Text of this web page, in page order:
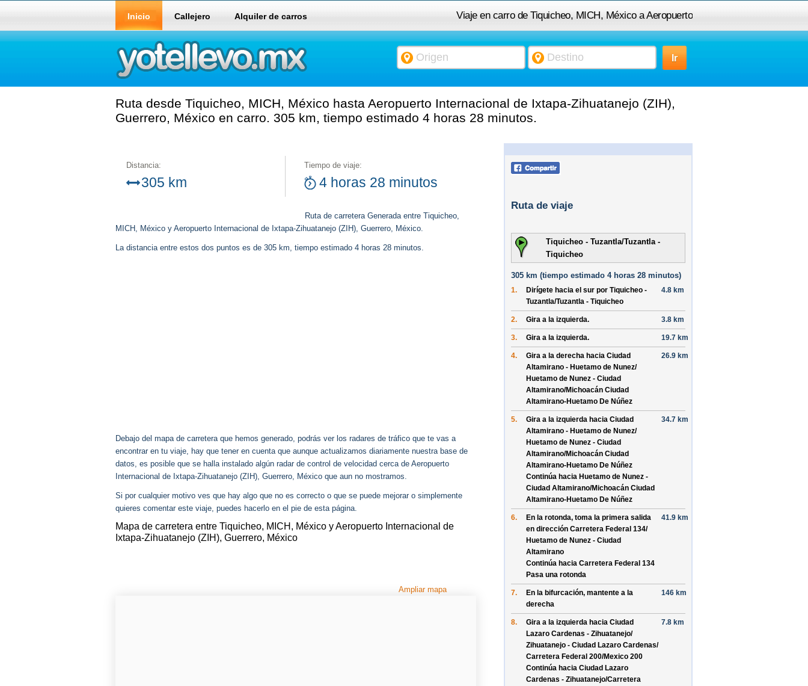
Viaje en carro de Tiquicheo, MICH, México a Aeropuerto
Internacional de Ixtapa-Zihuatanejo (ZIH), Guerrero, México
Inicio Callejero Alquiler de carros
Ruta desde Tiquicheo, MICH, México hasta Aeropuerto Internacional de Ixtapa-Zihuatanejo (ZIH),
Guerrero, México en carro. 305 km, tiempo estimado 4 horas 28 minutos.
Distancia:
305 km
Tiempo de viaje:
4 horas 28 minutos
Ruta de carretera Generada entre Tiquicheo,
MICH, México y Aeropuerto Internacional de Ixtapa-Zihuatanejo (ZIH), Guerrero, México.
La distancia entre estos dos puntos es de 305 km, tiempo estimado 4 horas 28 minutos.
Debajo del mapa de carretera que hemos generado, podrás ver los radares de tráfico que te vas a
encontrar en tu viaje, hay que tener en cuenta que aunque actualizamos diariamente nuestra base de
datos, es posible que se halla instalado algún radar de control de velocidad cerca de Aeropuerto
Internacional de Ixtapa-Zihuatanejo (ZIH), Guerrero, México que aun no mostramos.
Si por cualquier motivo ves que hay algo que no es correcto o que se puede mejorar o simplemente
quieres comentar este viaje, puedes hacerlo en el pie de esta página.
Mapa de carretera entre Tiquicheo, MICH, México y Aeropuerto Internacional de
Ixtapa-Zihuatanejo (ZIH), Guerrero, México
Ampliar mapa
Ruta de viaje
Tiquicheo - Tuzantla/Tuzantla -
Tiquicheo
305 km (tiempo estimado 4 horas 28 minutos)
1. Dirígete hacia el sur por Tiquicheo -
Tuzantla/Tuzantla - Tiquicheo
4.8 km
2. Gira a la izquierda. 3.8 km
3. Gira a la izquierda. 19.7 km
4. Gira a la derecha hacia Ciudad
Altamirano - Huetamo de Nunez/
Huetamo de Nunez - Ciudad
Altamirano/Michoacán Ciudad
Altamirano-Huetamo De Núñez
26.9 km
5. Gira a la izquierda hacia Ciudad
Altamirano - Huetamo de Nunez/
Huetamo de Nunez - Ciudad
Altamirano/Michoacán Ciudad
Altamirano-Huetamo De Núñez
Continúa hacia Huetamo de Nunez -
Ciudad Altamirano/Michoacán Ciudad
Altamirano-Huetamo De Núñez
34.7 km
6. En la rotonda, toma la primera salida
en dirección Carretera Federal 134/
Huetamo de Nunez - Ciudad
Altamirano
Continúa hacia Carretera Federal 134
Pasa una rotonda
41.9 km
7.
En la bifurcación, mantente a la
derecha
146 km
8. Gira a la izquierda hacia Ciudad
Lazaro Cardenas - Zihuatanejo/
Zihuatanejo - Ciudad Lazaro Cardenas/
Carretera Federal 200/Mexico 200
Continúa hacia Ciudad Lazaro
Cardenas - Zihuatanejo/Carretera
7.8 km